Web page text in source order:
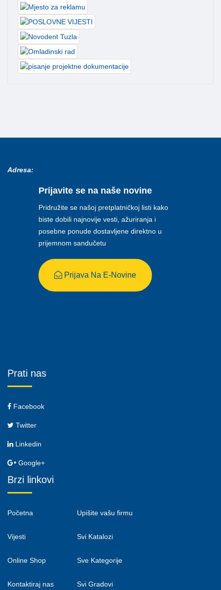
Adresa:
Prijavite se na naše novine
Pridružite se našoj pretplatničkoj listi kako
biste dobili najnovije vesti, ažuriranja i
posebne ponude dostavljene direktno u
prijemnom sandučetu
Prijava Na E-Novine
Prati nas
Facebook
Twitter
Linkedin
Google+
Brzi linkovi
Početna
Vijesti
Online Shop
Kontaktiraj nas
Upišite vašu firmu
Svi Katalozi
Sve Kategorije
Svi Gradovi